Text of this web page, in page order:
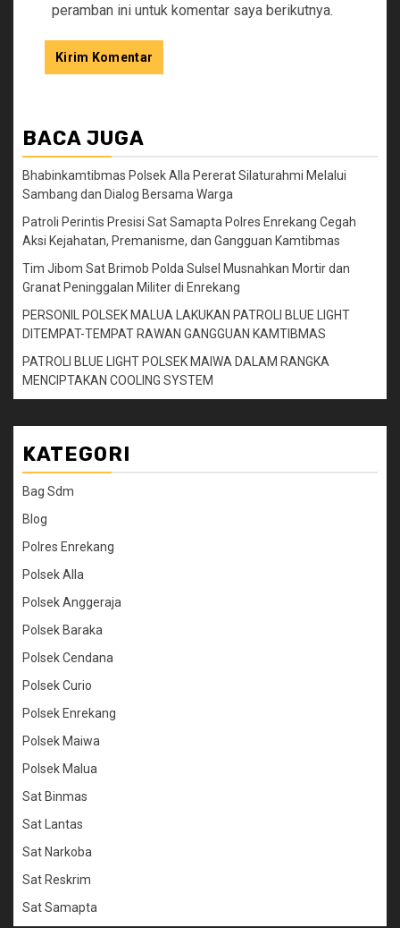
peramban ini untuk komentar saya berikutnya.
BACA JUGA
Bhabinkamtibmas Polsek Alla Pererat Silaturahmi Melalui
Sambang dan Dialog Bersama Warga
Patroli Perintis Presisi Sat Samapta Polres Enrekang Cegah
Aksi Kejahatan, Premanisme, dan Gangguan Kamtibmas
Tim Jibom Sat Brimob Polda Sulsel Musnahkan Mortir dan
Granat Peninggalan Militer di Enrekang
PERSONIL POLSEK MALUA LAKUKAN PATROLI BLUE LIGHT
DITEMPAT-TEMPAT RAWAN GANGGUAN KAMTIBMAS
PATROLI BLUE LIGHT POLSEK MAIWA DALAM RANGKA
MENCIPTAKAN COOLING SYSTEM
KATEGORI
Bag Sdm
Blog
Polres Enrekang
Polsek Alla
Polsek Anggeraja
Polsek Baraka
Polsek Cendana
Polsek Curio
Polsek Enrekang
Polsek Maiwa
Polsek Malua
Sat Binmas
Sat Lantas
Sat Narkoba
Sat Reskrim
Sat Samapta